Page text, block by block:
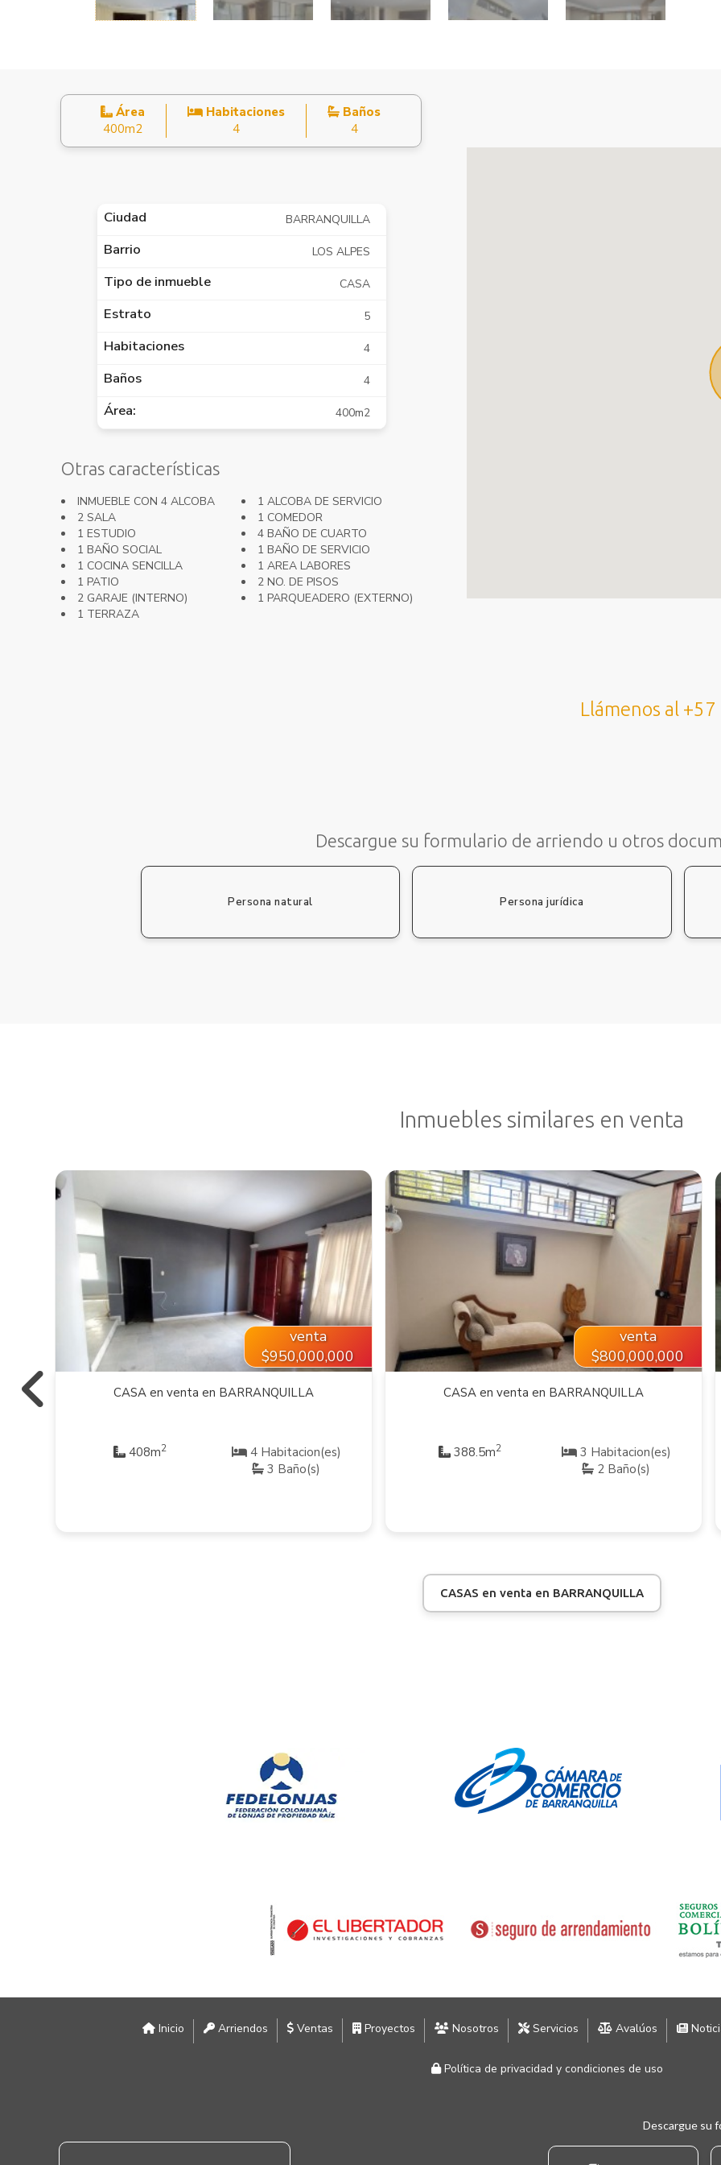
Área
400m2
Habitaciones
4
Baños
4
Ciudad BARRANQUILLA
Barrio LOS ALPES
Tipo de inmueble CASA
Estrato 5
Habitaciones 4
Baños 4
Área: 400m2
Otras características
INMUEBLE CON 4 ALCOBA
1 ALCOBA DE SERVICIO
2 SALA
1 COMEDOR
1 ESTUDIO
4 BAÑO DE CUARTO
1 BAÑO SOCIAL
1 BAÑO DE SERVICIO
1 COCINA SENCILLA
1 AREA LABORES
1 PATIO
2 NO. DE PISOS
2 GARAJE (INTERNO)
1 PARQUEADERO (EXTERNO)
1 TERRAZA
Llámenos al
Descargue su formulario de arriendo u otros
Persona natural Persona jurídica
Inmuebles similares en venta
VER INMUEBLE
venta
$950,000,000
CASA en venta en BARRANQUILLA
408m2
4 Habitacion(es)
3 Baño(s)
VER INMUEBLE
venta
$800,000,000
CASA en venta en BARRANQUILLA
388.5m2
3 Habitacion(es)
2 Baño(s)
CASAS en venta en BARRANQUILLA
Inicio Arriendos Ventas Proyectos Nosotros Servicios Avalúos
Política de privacidad y condiciones de uso
Descargue su